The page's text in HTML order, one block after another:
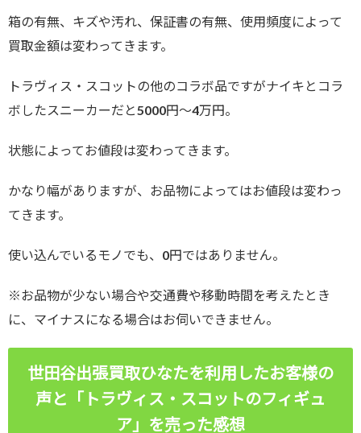
箱の有無、キズや汚れ、保証書の有無、使用頻度によって
買取金額は変わってきます。
トラヴィス・スコットの他のコラボ品ですがナイキとコラ
ボしたスニーカーだと5000円～4万円。
状態によってお値段は変わってきます。
かなり幅がありますが、お品物によってはお値段は変わっ
てきます。
使い込んでいるモノでも、0円ではありません。
※お品物が少ない場合や交通費や移動時間を考えたとき
に、マイナスになる場合はお伺いできません。
世田谷出張買取ひなたを利用したお客様の
声と「トラヴィス・スコットのフィギュ
ア」 を売った感想